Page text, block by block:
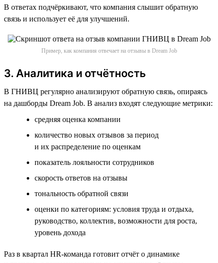
В ответах подчёркивают, что компания слышит обратную
связь и использует её для улучшений.
Пример, как компания отвечает на отзывы в Dream Job
3. Аналитика и отчётность
В ГНИВЦ регулярно анализируют обратную связь, опираясь
на дашборды Dream Job. В анализ входят следующие метрики:
cредняя оценка компании
количество новых отзывов за период
и их распределение по оценкам
показатель лояльности сотрудников
cкорость ответов на отзывы
тональность обратной связи
оценки по категориям: условия труда и отдыха,
руководство, коллектив, возможности для роста,
уровень дохода
Раз в квартал HR-команда готовит отчёт о динамике